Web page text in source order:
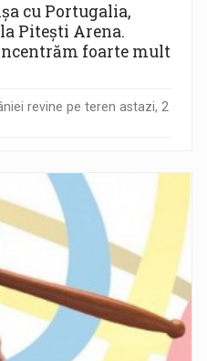
cu Portugalia,
la Pitești Arena.
foarte mult
revine pe teren astazi, 2